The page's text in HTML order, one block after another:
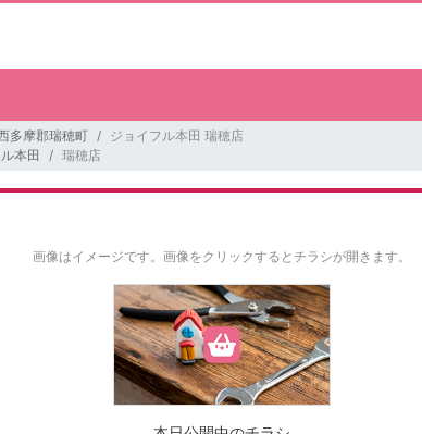
多摩郡瑞穂町
ジョイフル本田 瑞穂店
本田 瑞穂店
画像はイメージです。 画像をクリックするとチラシが開きます。